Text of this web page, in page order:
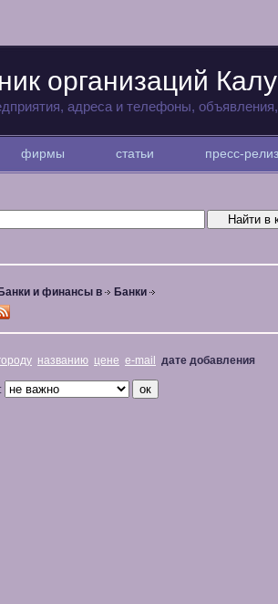
организаций
адреса и телефоны,
фирмы статьи пресс-
Банки и финансы в Банки
названию цене e-mail дате добавления